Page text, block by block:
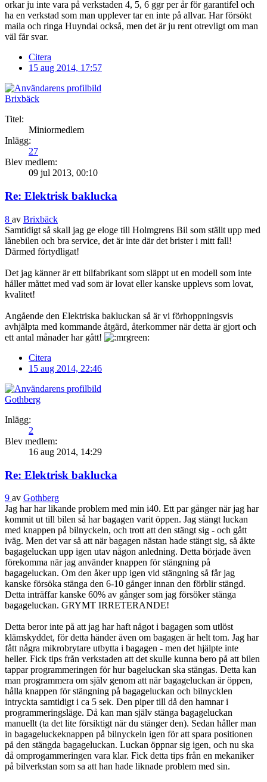
orkar ju inte vara på verkstaden 4, 5, 6 ggr per år för garantifel och
ha en verkstad som man upplever tar en inte på allvar. Har försökt
maila och ringa Huyndai också, men det är ju rent otrevligt om man
väl får svar.
Citera
15 aug 2014, 17:57
Brixbäck
Titel:
Miniormedlem
Inlägg:
27
Blev medlem:
09 jul 2013, 00:10
Re: Elektrisk baklucka
8 av Brixbäck
Samtidigt så skall jag ge eloge till Holmgrens Bil som ställt upp med
lånebilen och bra service, det är inte där det brister i mitt fall!
Därmed förtydligat!
Det jag känner är ett bilfabrikant som släppt ut en modell som inte
håller måttet med vad som är lovat eller kanske upplevs som lovat,
kvalitet!
Angående den Elektriska bakluckan så är vi förhoppningsvis
avhjälpta med kommande åtgärd, återkommer när detta är gjort och
ett antal månader har gått!
Citera
15 aug 2014, 22:46
Gothberg
Inlägg:
2
Blev medlem:
16 aug 2014, 14:29
Re: Elektrisk baklucka
9 av Gothberg
Jag har har likande problem med min i40. Ett par gånger när jag har
kommit ut till bilen så har bagagen varit öppen. Jag stängt luckan
med knappen på bilnyckeln, och trott att den stängt sig - och gått
iväg. Men det var så att när bagagen nästan hade stängt sig, så åkte
bagageluckan upp igen utav någon anledning. Detta började även
förekomma när jag använder knappen för stängning på
bagageluckan. Om den åker upp igen vid stängning så får jag
kanske försöka stänga den 6-10 gånger innan den förblir stängd.
Detta inträffar kanske 60% av gånger som jag försöker stänga
bagageluckan. GRYMT IRRETERANDE!
Detta beror inte på att jag har haft något i bagagen som utlöst
klämskyddet, för detta händer även om bagagen är helt tom. Jag har
fått några mikrobrytare utbytta i bagagen - men det hjälpte inte
heller. Fick tips från verkstaden att det skulle kunna bero på att bilen
tappar programmeringen för hur bageluckan ska stängas. Detta kan
man programmera om själv genom att när bagageluckan är öppen,
hålla knappen för stängning på bagageluckan och bilnycklen
intryckta samtidigt i ca 5 sek. Den piper till då den hamnar i
programmeringsläge. Då kan man själv stänga bagageluckan
manuellt (ta det lite försiktigt när du stänger den). Sedan håller man
in bagageluckeknappen på bilnyckeln igen för att spara positionen
på den stängda bagageluckan. Luckan öppnar sig igen, och nu ska
då omprogammeringen vara klar. Fick detta tips från en mekaniker
på bilverkstan som sa att han hade liknade problem med sin.